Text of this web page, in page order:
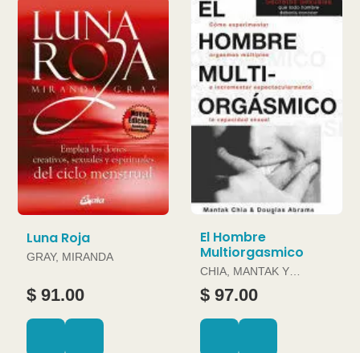
Luna Roja
GRAY, MIRANDA
$ 91.00
El Hombre
Multiorgasmico
CHIA, MANTAK Y
DOUGLAS ABRAMS
$ 97.00